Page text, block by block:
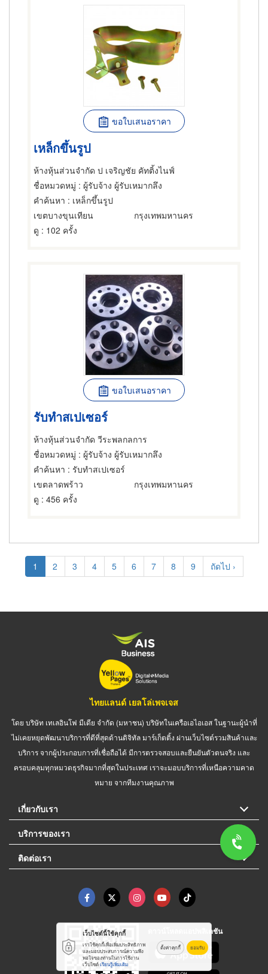
ขอใบเสนอราคา
เหล็กขึ้นรูป
ห้างหุ้นส่วนจำกัด ป เจริญชัย คัทติ้งไนฟ์
ชื่อหมวดหมู่ : ผู้รับจ้าง ผู้รับเหมากลึง
คำค้นหา : เหล็กขึ้นรูป
เขตบางขุนเทียน
กรุงเทพมหานคร
ดู : 102 ครั้ง
ขอใบเสนอราคา
รับทำสเปเซอร์
ห้างหุ้นส่วนจำกัด วีระพลกลการ
ชื่อหมวดหมู่ : ผู้รับจ้าง ผู้รับเหมากลึง
คำค้นหา : รับทำสเปเซอร์
เขตลาดพร้าว
กรุงเทพมหานคร
ดู : 456 ครั้ง
Pagination
Current
page
1 Page
2 Page
3 Page
4 Page
5 Page
6 Page
7 Page
8 Page
9
Next
page
ถัดไป ›
ไทยแลนด์ เยลโล่เพจเจส
โดย บริษัท เทเลอินโฟ มีเดีย จำกัด (มหาชน) บริษัทในเครือเอไอเอส ในฐานะผู้นำที่
ไม่เคยหยุดพัฒนาบริการที่ดีที่สุดด้านดิจิทัล มาร์เก็ตติ้ง ผ่านเว็บไซต์รวมสินค้าและ
บริการ จากผู้ประกอบการที่เชื่อถือได้ มีการตรวจสอบและยืนยันตัวตนจริง และ
ครอบคลุมทุกหมวดธุรกิจมากที่สุดในประเทศ เราจะมอบบริการที่เหนือความคาด
หมาย จากทีมงานคุณภาพ
เกี่ยวกับเรา
บริการของเรา
ติดต่อเรา
ดาวน์โหลดแอปพลิเคชัน
เว็บไซต์นี้ใช้คุกกี้
เราใช้คุกกี้เพื่อเพิ่มประสิทธิภาพ
และมอบประสบการณ์ความพึง
พอใจของท่านในการใช้งาน
เว็บไซต์เรียนรู้เพิ่มเติม
ตั้งค่าคุกกี้ ยอมรับ